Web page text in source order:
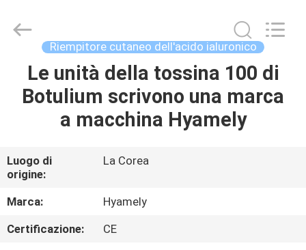
CASA.
PRODOTTI
SU
DI
NOI
International
Trading
Riempitore cutaneo dell'acido ialuronico
Le unità della tossina 100 di
Botulium scrivono una marca
a macchina Hyamely
Luogo di
origine:
La Corea
Marca:
Hyamely
Certificazione:
CE